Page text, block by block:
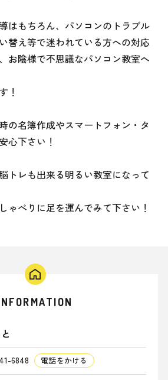
はもちろん、パソコンのトラブル
替え等で迷われている方への対応
お陰様で不思議なパソコン教室へ
！
の名簿作成やスマートフォン・タ
心下さい！
トレも出来る明るい教室になって
ゃべりに足を運んでみて下さい！
6848 電話をかける